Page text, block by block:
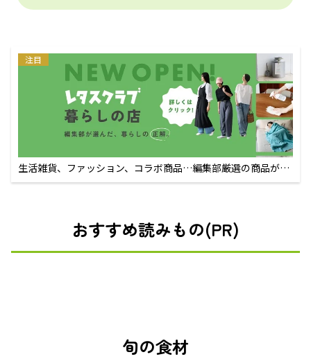
注目
生活雑貨、ファッション、コラボ商品…編集部厳選の商品が買
えるECサイト
おすすめ読みもの(PR)
旬の食材